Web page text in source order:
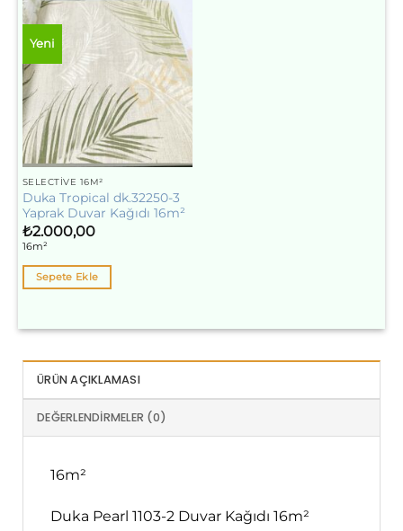
Yeni
SELECTIVE 16M²
Duka Tropical dk.32250-3
Yaprak Duvar Kağıdı 16m²
₺2.000,00
16m²
Sepete Ekle
ÜRÜN AÇIKLAMASI
DEĞERLENDIRMELER (0)
16m²
Duka Pearl 1103-2 Duvar Kağıdı 16m²